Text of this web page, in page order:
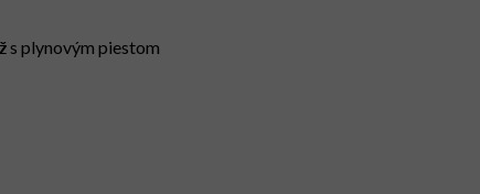
s plynovým piestom